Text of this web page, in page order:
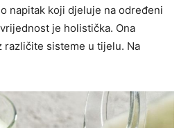
napitak koji djeluje na određeni
je holistička. Ona
različite sisteme u tijelu. Na